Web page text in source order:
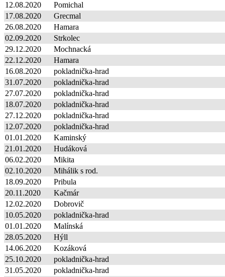
12.08.2020
Pomichal
17.08.2020
Grecmal
26.08.2020
Hamara
02.09.2020
Strkolec
29.12.2020
Mochnacká
22.12.2020
Hamara
16.08.2020
pokladnička-hrad
31.07.2020
pokladnička-hrad
27.07.2020
pokladnička-hrad
18.07.2020
pokladnička-hrad
27.12.2020
pokladnička-hrad
12.07.2020
pokladnička-hrad
01.01.2020
Kaminský
21.01.2020
Hudáková
06.02.2020
Mikita
02.10.2020
Mihálik s rod.
18.09.2020
Pribula
20.11.2020
Kačmár
12.02.2020
Dobrovič
10.05.2020
pokladnička-hrad
01.01.2020
Malínská
28.05.2020
Hýll
14.06.2020
Kozáková
25.10.2020
pokladnička-hrad
31.05.2020
pokladnička-hrad